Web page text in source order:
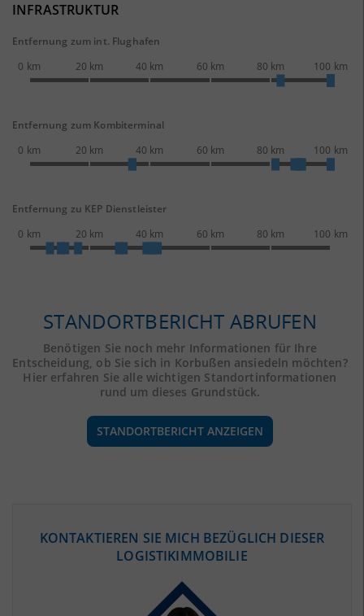
INFRASTRUKTUR
Entfernung zum int. Flughafen
0 km
20 km 40 km 60 km 80 km 100 km
Entfernung zum Kombiterminal
0 km
20 km 40 km 60 km 80 km 100 km
Entfernung zu KEP Dienstleister
0 km
20 km 40 km 60 km 80 km 100 km
STANDORTBERICHT ABRUFEN
Benötigen Sie noch mehr Informationen für Ihre
Entscheidung, ob Sie sich in Korbußen ansiedeln möchten?
Hier erfahren Sie alle wichtigen Standortinformationen
rund um dieses Grundstück.
STANDORTBERICHT ANZEIGEN
(STAND: 12/2019)
KONTAKTIEREN SIE MICH BEZÜGLICH DIESER
LOGISTIKIMMOBILIE